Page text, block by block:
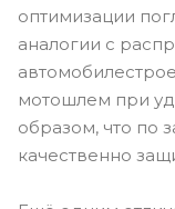
оптимизации
аналогии с
мотошлем при
образом, что по
качественно